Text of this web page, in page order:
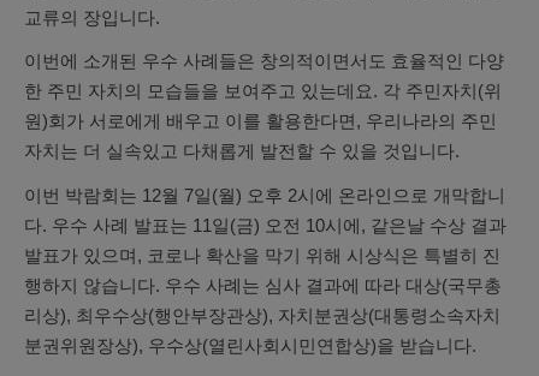
교류의 장입니다.
이번에 소개된 우수 사례들은 창의적이면서도 효율적인 다양
한 주민 자치의 모습들을 보여주고 있는데요. 각 주민자치(위
원)회가 서로에게 배우고 이를 활용한다면, 우리나라의 주민
자치는 더 실속있고 다채롭게 발전할 수 있을 것입니다.
이번 박람회는 12월 7일(월) 오후 2시에 온라인으로 개막합니
다. 우수 사례 발표는 11일(금) 오전 10시에, 같은날 수상 결과
발표가 있으며, 코로나 확산을 막기 위해 시상식은 특별히 진
행하지 않습니다. 우수 사례는 심사 결과에 따라 대상(국무총
리상), 최우수상(행안부장관상), 자치분권상(대통령소속자치
분권위원장상), 우수상(열린사회시민연합상)을 받습니다.